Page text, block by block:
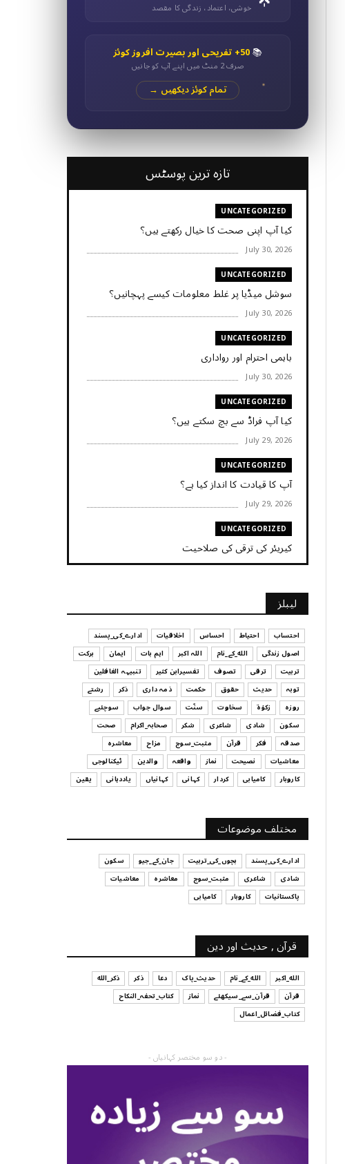
خوشی، اعتماد، زندگی کا مقصد
📚50+ تفریحی اور بصیرت افروز کوئز
صرف 2 منٹ میں اپنے آپ کو جانیں
تمام کوئز دیکھیں →
تازہ ترین پوسٹس
UNCATEGORIZED
کیا آپ اپنی صحت کا خیال رکھتے ہیں؟
July 30, 2026
UNCATEGORIZED
سوشل میڈیا پر غلط معلومات کیسے پہچانیں؟
July 30, 2026
UNCATEGORIZED
باہمی احترام اور رواداری
July 30, 2026
UNCATEGORIZED
کیا آپ فراڈ سے بچ سکتے ہیں؟
July 29, 2026
UNCATEGORIZED
آپ کا قیادت کا انداز کیا ہے؟
July 29, 2026
UNCATEGORIZED
کیریئر کی ترقی کی صلاحیت
July 29, 2026
UNCATEGORIZED
کیا آپ اپنے باس کو مؤثر طریقے سے منظم کر رہے
ہیں
July 29, 2026
UNCATEGORIZED
اس وقت آپ کا موڈ کیسا ہے؟
July 29, 2026
UNCATEGORIZED
قرض لینے اور دینے میں ہوشیاری
July 29, 2026
آپ کا فیصلہ کرنے کا انداز
July 29, 2026
لیبلز
احتساب احتیاط احساس اخلاقیات
ادارے_کی_پسند
اصول زندگی
الله_کے_نام اللہ اکبر اہم بات ایمان
برکت
تربیت
ترقی تصوف تفسیرابن کثیر
تنبیہہ الغافلین
توبہ
حدیث حقوق حکمت ذمہ داری ذکر
رشتے
روزہ
زکوٰۃ سخاوت سنّت سوال جواب
سوچئیے
سکون
شادی شاعری شکر صحابہ_اکرام
صحت
صدقہ
فکر قرآن مثبت_سوچ مزاح
معاشرہ
معاشیات
نصیحت نماز واقعہ والدین
ٹیکنالوجی
کاروبار
کامیابی کردار کہانی کہانیاں یاددہانی یقین
مختلف موضوعات
ادارے_کی_پسند بچوں_کی_تربیت جان_کے_جیو
سکون
شادی
شاعری مثبت_سوچ معاشرہ
معاشیات
پاکستانیات
کاروبار کامیابی
قرآن , حدیث اور دین
الله_اکبر الله_کے_نام حدیث_پاک دعا ذکر
ذکر_الله
قرآن
قرآن_سے_سیکھئے نماز
کتاب_تحفہ_النکاح
کتاب_فضائل_اعمال
- دو سو مختصر کہانیاں -